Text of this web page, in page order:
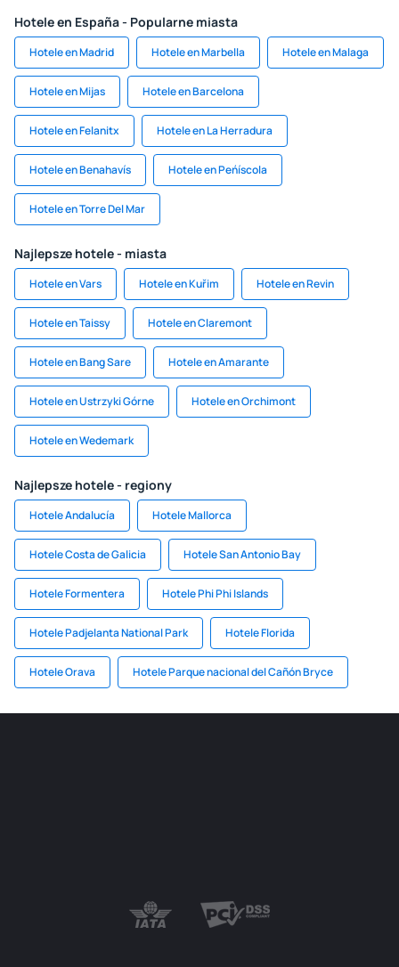
Hotele en España - Popularne miasta
Hotele en Madrid Hotele en Marbella Hotele en Malaga
Hotele en Mijas Hotele en Barcelona
Hotele en Felanitx Hotele en La Herradura
Hotele en Benahavís Hotele en Peńíscola
Hotele en Torre Del Mar
Najlepsze hotele - miasta
Hotele en Vars Hotele en Kuřim Hotele en Revin
Hotele en Taissy Hotele en Claremont
Hotele en Bang Sare Hotele en Amarante
Hotele en Ustrzyki Górne Hotele en Orchimont
Hotele en Wedemark
Najlepsze hotele - regiony
Hotele Andalucía Hotele Mallorca
Hotele Costa de Galicia Hotele San Antonio Bay
Hotele Formentera Hotele Phi Phi Islands
Hotele Padjelanta National Park Hotele Florida
Hotele Orava Hotele Parque nacional del Cañón Bryce